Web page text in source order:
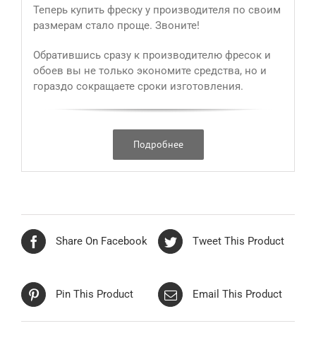
Теперь купить фреску у производителя по своим
размерам стало проще. Звоните!
Обратившись сразу к производителю фресок и
обоев вы не только экономите средства, но и
гораздо сокращаете сроки изготовления.
Подробнее
Share On Facebook Tweet This Product
Pin This Product Email This Product